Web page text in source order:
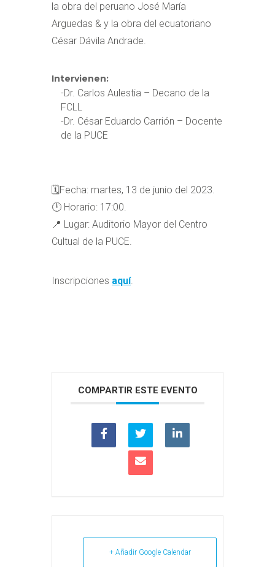
la obra del peruano José María
Arguedas & y la obra del ecuatoriano
César Dávila Andrade.
Intervienen:
-Dr. Carlos Aulestia – Decano de la
FCLL
-Dr. César Eduardo Carrión – Docente
de la PUCE
🗓️Fecha: martes, 13 de junio del 2023.
🕛 Horario: 17:00.
📍 Lugar: Auditorio Mayor del Centro
Cultual de la PUCE.
Inscripciones aquí.
COMPARTIR ESTE EVENTO
+ Añadir Google Calendar